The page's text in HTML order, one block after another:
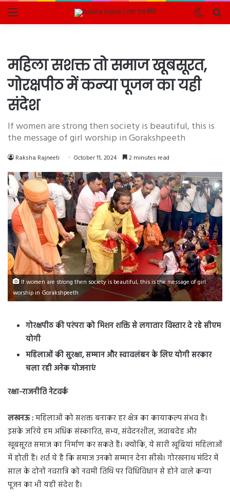
Menu
Switch
skin
महिला सशक्त तो समाज खूबसूरत,
गोरक्षपीठ में कन्या पूजन का यही
संदेश
If women are strong then society is beautiful, this is
the message of girl worship in Gorakshpeeth
Raksha Rajneeti October 11, 2024 2 minutes read
If women are strong then society is beautiful, this is the message of girl
worship in Gorakshpeeth
गोरक्षपीठ की परंपरा को मिशन शक्ति से लगातार विस्तार दे रहे सीएम
योगी
महिलाओं की सुरक्षा, सम्मान और स्वावलंबन के लिए योगी सरकार
चला रही अनेक योजनाएं
रक्षा-राजनीति नेटवर्क
लखनऊ :महिलाओं को सशक्त बनाकर हर क्षेत्र का कायाकल्प संभव है।
इसके जरिये हम अधिक संस्कारित, सभ्य, संवेदनशील, जवाबदेह और
खूबसूरत समाज का निर्माण कर सकते हैं। क्योंकि, ये सारी खूबियां महिलाओं
में होती हैं। शर्त ये है कि समाज उनको सम्मान देना सीखे। गोरखनाथ मंदिर में
साल के दोनों नवरात्रि को नवमी तिथि पर विधिविधान से होने वाले कन्या
पूजन का भी यही संदेश है।